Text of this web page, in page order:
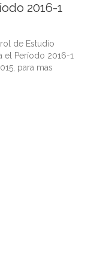
2016-1
de Estudio
el Período 2016-1
para mas